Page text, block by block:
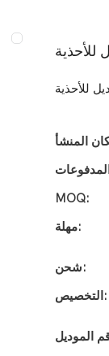
للأحذية
للأحذية
MOQ:
مهلة:
شحن:
التخصيص: